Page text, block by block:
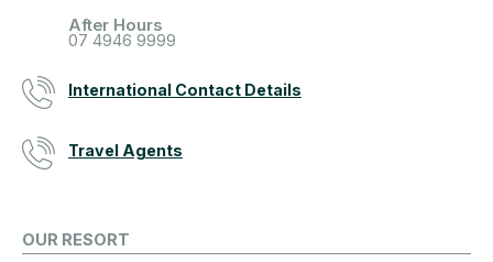
After Hours
07 4946 9999
International Contact Details
Travel Agents
OUR RESORT